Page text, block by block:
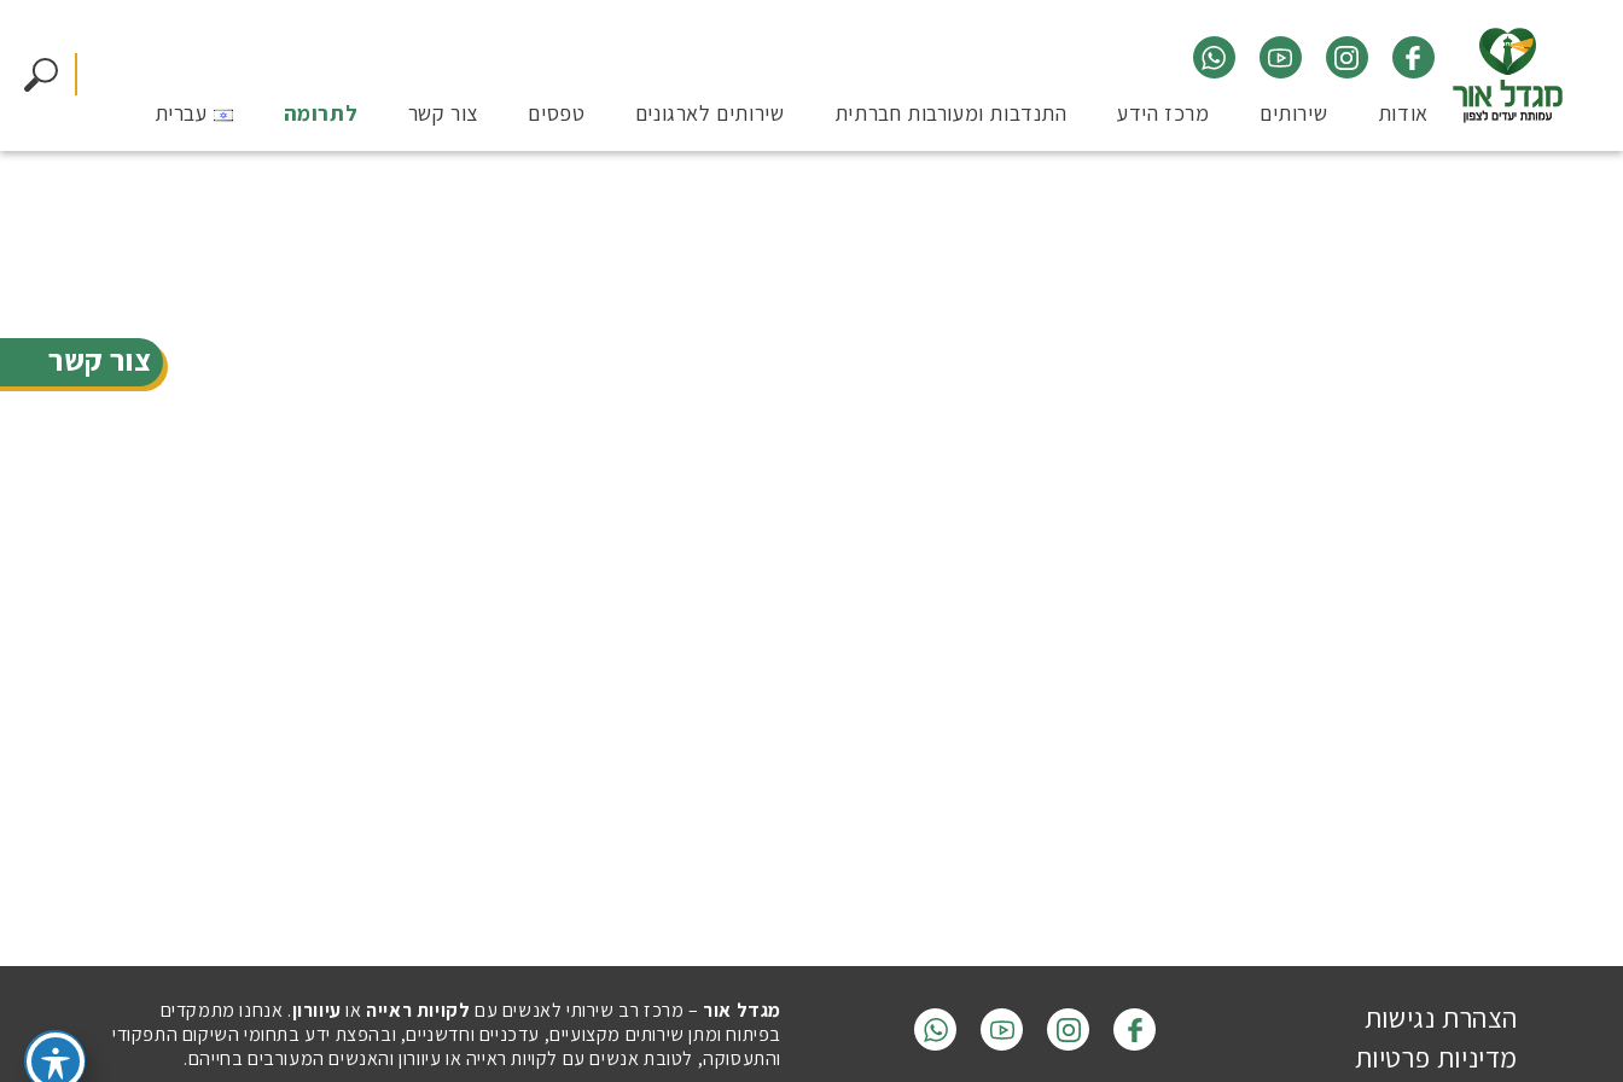
צור קשר
אודות שירותים מרכז הידע התנדבות ומעורבות חברתית שירותים לארגונים טפסים צור קשר לתרומה עברית
הצהרת נגישות
מדיניות פרטיות
מגדל אור – מרכז רב שירותי לאנשים עם לקויות ראייה אועיוורון. אנחנו מתמקדים
בפיתוח ומתן שירותים מקצועיים, עדכניים וחדשניים, ובהפצת ידע בתחומי השיקום התפקודי
והתעסוקה, לטובת אנשים עם לקויות ראייה או עיוורון והאנשים המעורבים בחייהם.